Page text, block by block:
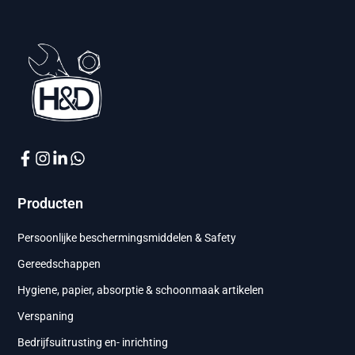
Producten
Persoonlijke beschermingsmiddelen & Safety
Gereedschappen
Hygiene, papier, absorptie & schoonmaak artikelen
Verspaning
Bedrijfsuitrusting en- inrichting